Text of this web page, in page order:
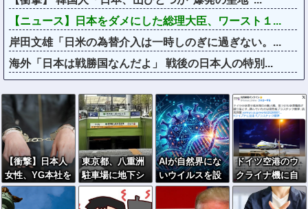
【ニュース】日本をダメにした総理大臣、ワースト１...
岸田文雄「日米の為替介入は一時しのぎに過ぎない。...
海外「日本は戦勝国なんだよ」 戦後の日本人の特別...
【衝撃】日本人
女性、YG本社を
ゴルフクラブで
ボコボコにして
東京都、八重洲
駐車場に地下シ
ェルターを整備
へ…小池知事
AIが自然界にな
いウイルスを設
計、16種類で増
殖を確認…米ス
ドイツ空港のウ
クライナ機に自
爆ドローン接近
→職員が蹴り落